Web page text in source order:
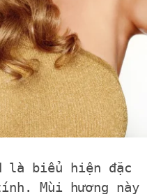
là biểu hiện đặc
Mùi hương này